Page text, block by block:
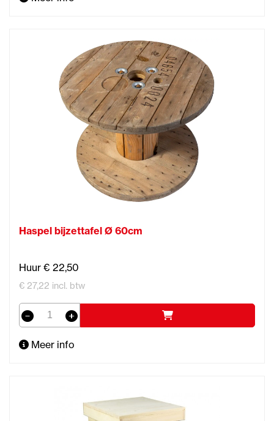
Haspel bijzettafel Ø 60cm
Huur € 22,50
€ 27,22 incl. btw
Meer info